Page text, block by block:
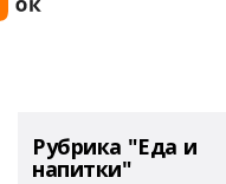
Рубрика "Еда и
напитки"